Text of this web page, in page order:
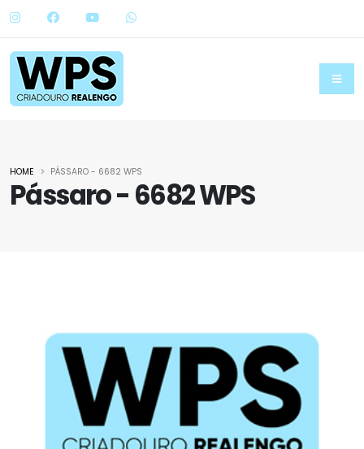
Pássaro - 6682 WPS
HOME PÁSSARO - 6682 WPS